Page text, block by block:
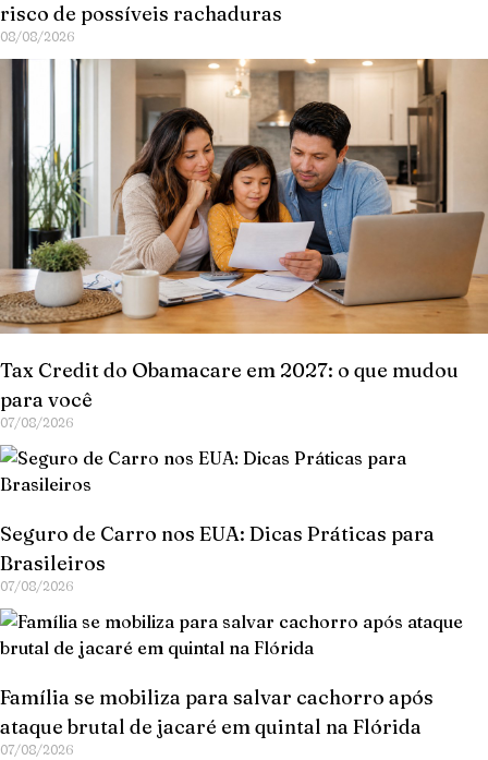
risco de possíveis rachaduras
08/08/2026
Tax Credit do Obamacare em 2027: o que mudou
para você
07/08/2026
Seguro de Carro nos EUA: Dicas Práticas para
Brasileiros
07/08/2026
Família se mobiliza para salvar cachorro após
ataque brutal de jacaré em quintal na Flórida
07/08/2026